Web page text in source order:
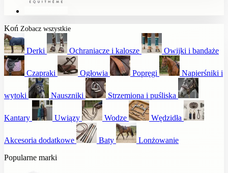
Koń Zobacz wszystkie
Derki Ochraniacze i kalosze Owijki i bandaże
Czapraki Ogłowia Popręgi Napierśniki i
wytoki Nauszniki Strzemiona i puśliska
Kantary Uwiązy Wodze Wędzidła
Akcesoria dodatkowe Baty
Lonżowanie
Popularne marki